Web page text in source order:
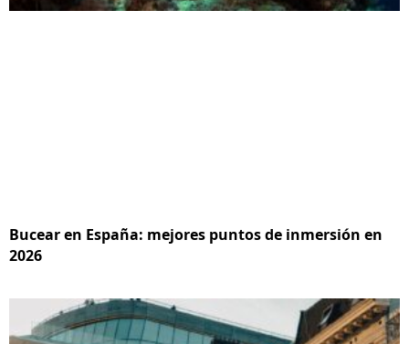
Bucear en España: mejores puntos de inmersión en
2026